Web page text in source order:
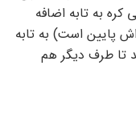
کره به تابه اضافه
پایین است) به تابه
بدهید تا طرف دیگر هم